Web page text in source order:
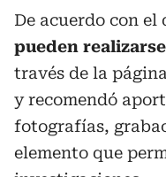
De acuerdo con el
pueden
través de la
y recomendó
fotografías,
elemento que